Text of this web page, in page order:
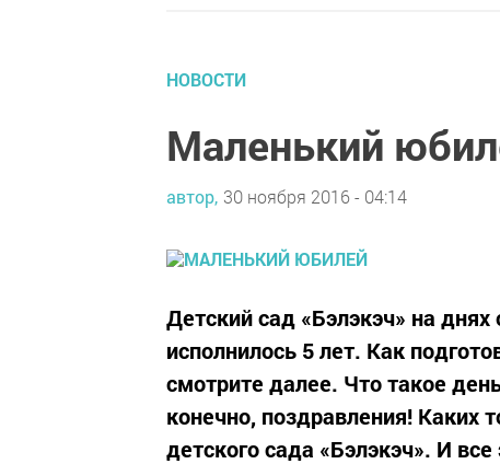
НОВОСТИ
Маленький
автор, 30 ноября 2016 - 04:14
Детский сад «Бэлэкэч» на
исполнилось 5 лет. Как
смотрите далее. Что такое
конечно, поздравления! Каких
детского сада «Бэлэкэч». И все